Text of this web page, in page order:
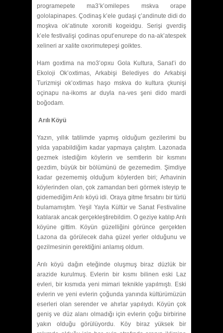
programepete ma3’k’omilepes mskva orape
gololapinapes. Çodinaş k’ele gudaşi ç’andinute didi do
moşkva ok’atinute xoroniti kogeidgu. Serişi gverdiş
k’ele festivalişi çodinas oput’enurepe do na-ak’atespek
xelineri ar xalite oxorimutepeşi goiktes.
Ham goxtima na mo3’opxu Gola Kultura, Sanat’i do
Ekoloji Ok’oxtimas, Arkabişi Belediyes do Arkabişi
Turizmişi ok’oxtimas haşo mskva do kultura çkunişi
oçinapu na-ikoms ar duyla na-ves şeni dido mardi
boğodam.
Arılı Köyü
Yazın, yıllık tatilimde yapmış olduğum gezilerimi bu
yılda yapabildiğim kadar yapmaya çalıştım. Lazonada
gezmek istediğim köylerin ve semtlerin bir kısmını
gezdim, büyük bir bölümünü de gezemedim. Şimdiye
kadar gezememiş olduğum köylerden biri; Arhavinin
köylerinden olan, çok zamandan beri görmek isteyip te
gidemediğim Arılı köyü idi. Oraya gitme fırsatını bir türlü
bulamamıştım. Yeşil Yayla Kültür ve Sanat Festivaline
katılarak ancak gerçekleştirebildim. O geziye katılıp Arılı
köyüne gittim. Köyün güzelliğini görünce gerçekten
Lazona da görülecek daha güzel yerler olduğunu ve
gezilmesinin gerektiğini anlamış oldum.
Arılı köyü dağın eteğinde oluşmuş biraz düzlük bir
arazide kurulmuş. Evlerin bir kısmı bilinen eski Laz
evleri, bir kısmıda yeni mimari teknikle yapılmıştı. Eski
evlerin ve yeni evlerin çoğunda yanında kültürümüzün
eserleri olan serender ve ahırlar yapılıydı. Köyün çok
geniş ve düz alanı olmadığı için evlerin çoğu birbirine
yakın olduğu görülüyordu. Köy biraz yüksek bir